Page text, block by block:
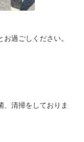
過ごしください。
、清掃をしておりま